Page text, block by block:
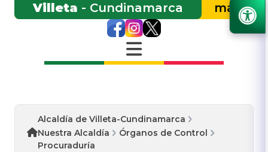
Villeta - Cundinamarca
más
Alcaldía de Villeta-Cundinamarca
Nuestra Alcaldía
Órganos de Control
Procuraduría